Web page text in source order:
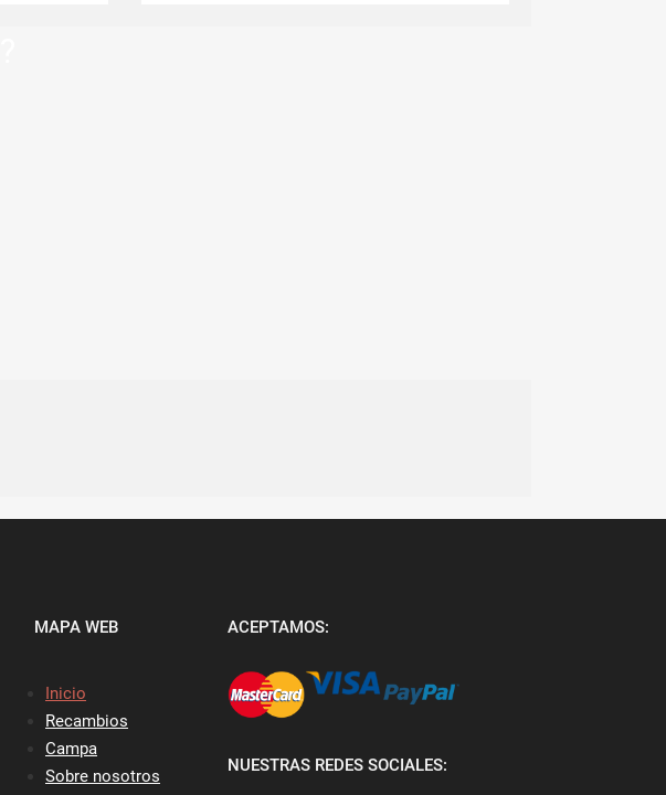
MAPA WEB
Inicio
Recambios
Campa
Sobre nosotros
ACEPTAMOS:
NUESTRAS REDES SOCIALES: